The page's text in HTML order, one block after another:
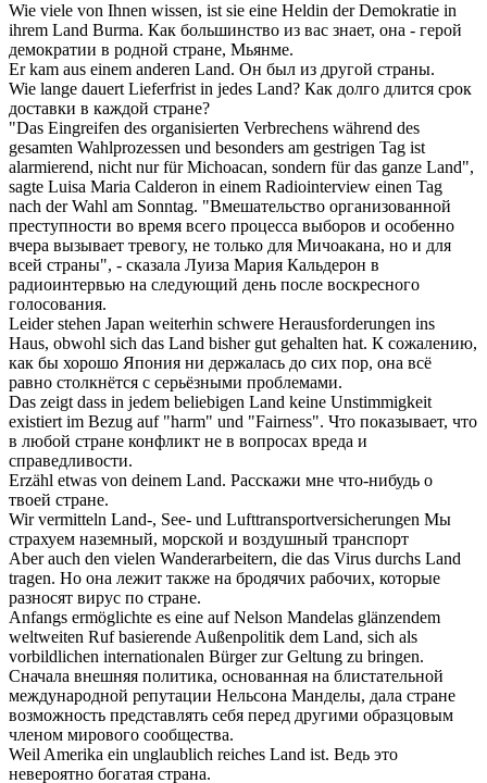
Wie viele von Ihnen wissen, ist sie eine Heldin der Demokratie in
ihrem Land Burma. Как большинство из вас знает, она - герой
демократии в родной стране, Мьянме.
Er kam aus einem anderen Land. Он был из другой страны.
Wie lange dauert Lieferfrist in jedes Land? Как долго длится срок
доставки в каждой стране?
"Das Eingreifen des organisierten Verbrechens während des
gesamten Wahlprozessen und besonders am gestrigen Tag ist
alarmierend, nicht nur für Michoacan, sondern für das ganze Land",
sagte Luisa Maria Calderon in einem Radiointerview einen Tag
nach der Wahl am Sonntag. "Вмешательство организованной
преступности во время всего процесса выборов и особенно
вчера вызывает тревогу, не только для Мичоакана, но и для
всей страны", - сказала Луиза Мария Кальдерон в
радиоинтервью на следующий день после воскресного
голосования.
Leider stehen Japan weiterhin schwere Herausforderungen ins
Haus, obwohl sich das Land bisher gut gehalten hat. К сожалению,
как бы хорошо Япония ни держалась до сих пор, она всё
равно столкнётся с серьёзными проблемами.
Das zeigt dass in jedem beliebigen Land keine Unstimmigkeit
existiert im Bezug auf "harm" und "Fairness". Что показывает, что
в любой стране конфликт не в вопросах вреда и
справедливости.
Erzähl etwas von deinem Land. Расскажи мне что-нибудь о
твоей стране.
Wir vermitteln Land-, See- und Lufttransportversicherungen Мы
страхуем наземный, морской и воздушный транспорт
Aber auch den vielen Wanderarbeitern, die das Virus durchs Land
tragen. Но она лежит также на бродячих рабочих, которые
разносят вирус по стране.
Anfangs ermöglichte es eine auf Nelson Mandelas glänzendem
weltweiten Ruf basierende Außenpolitik dem Land, sich als
vorbildlichen internationalen Bürger zur Geltung zu bringen.
Сначала внешняя политика, основанная на блистательной
международной репутации Нельсона Манделы, дала стране
возможность представлять себя перед другими образцовым
членом мирового сообщества.
Weil Amerika ein unglaublich reiches Land ist. Ведь это
невероятно богатая страна.